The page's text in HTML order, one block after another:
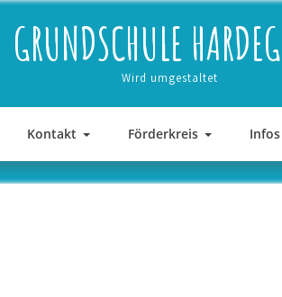
GRUNDSCHULE
Wird umgestaltet
Kontakt Förderkreis